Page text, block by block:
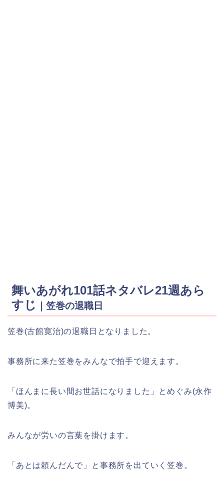
舞いあがれ101話ネタバレ21週あら
すじ
｜笠巻の退職日
笠巻(古館寛治)の退職日となりました。
事務所に来た笠巻をみんなで拍手で迎えます。
「ほんまに長い間お世話になりました」とめぐみ(永作
博美)。
みんなが労いの言葉を掛けます。
「あとは頼んだんで」と事務所を出ていく笠巻。